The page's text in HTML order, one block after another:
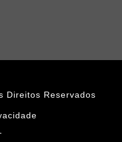
Direitos Reservados